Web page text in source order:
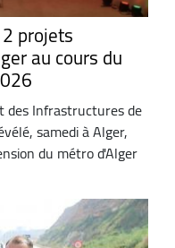
projets
au cours du
des Infrastructures de
samedi à Alger,
du métro d'Alger